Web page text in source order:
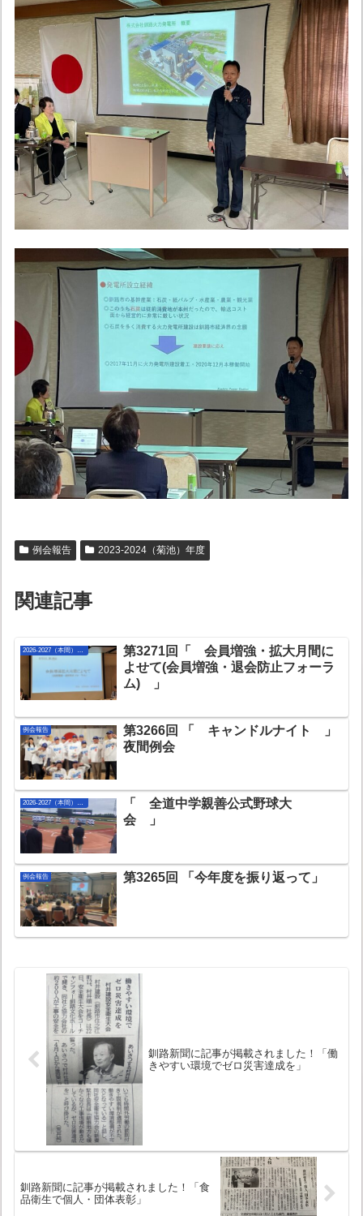
例会報告 2023-2024（菊池）年度
関連記事
2026-2027（本間）年度
第3271回「 会員増強・拡大月間に
よせて(会員増強・退会防止フォーラ
ム) 」
例会報告
第3266回 「 キャンドルナイト 」
夜間例会
2026-2027（本間）年度
「 全道中学親善公式野球大
会 」
例会報告 第3265回 「今年度を振り返って」
釧路新聞に記事が掲載されました！「働
きやすい環境でゼロ災害達成を」
釧路新聞に記事が掲載されました！「食
品衛生で個人・団体表彰」